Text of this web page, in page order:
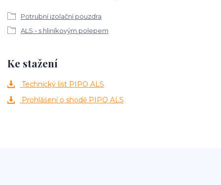
Potrubní izolační pouzdra
ALS - s hliníkovým polepem
Ke stažení
Technický list PIPO ALS
Prohlášení o shodě PIPO ALS